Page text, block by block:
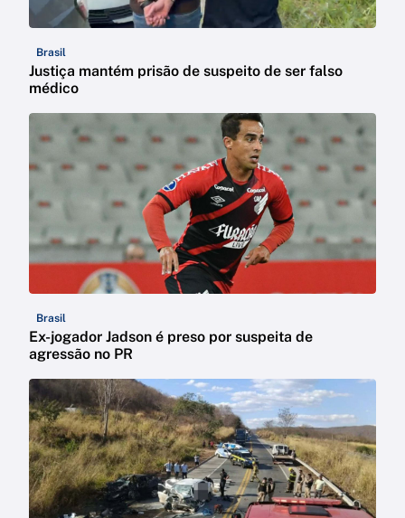
Brasil
Justiça mantém prisão de suspeito de ser falso
médico
Brasil
Ex-jogador Jadson é preso por suspeita de
agressão no PR